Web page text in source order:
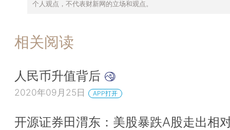
个人观点，不代表财新网的立场和观点。
相关阅读
人民币升值背后
2020年09月25日 APP打开
开源证券田渭东：美股暴跌A股走出相